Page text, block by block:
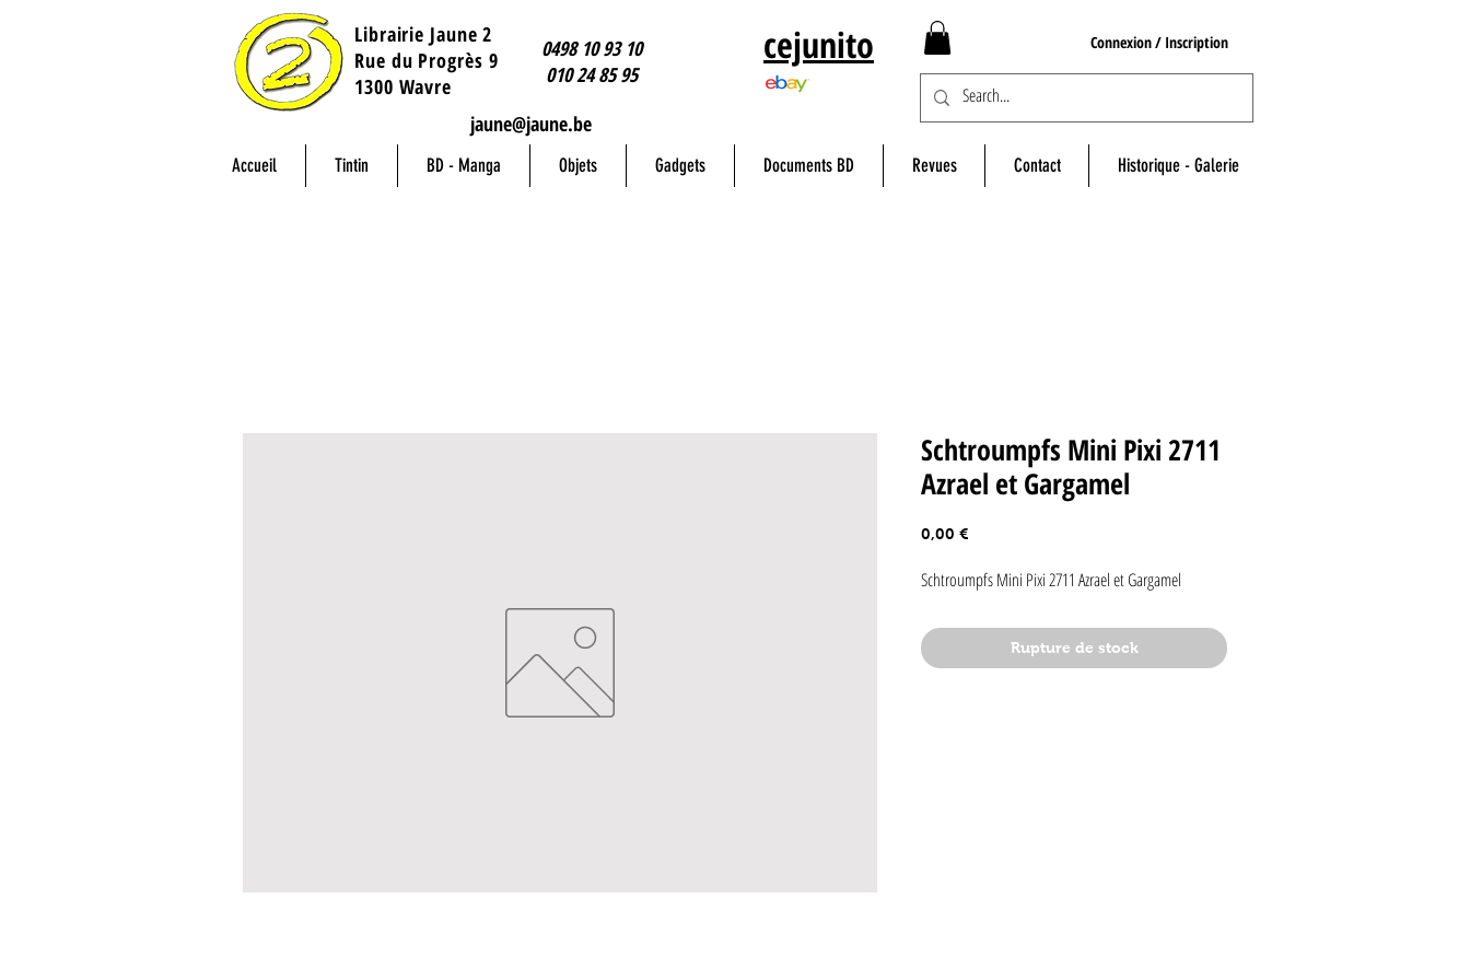
Librairie Jaune 2
​Rue du Progrès 9
1300 Wavre
0498 10 93 10
010 24 85 95
jaune@jaune.be
cejunito Connexion / Inscription
Accueil Tintin BD - Manga Objets Gadgets Documents BD Revues Contact Historique - Galerie
Schtroumpfs Mini Pixi 2711
Azrael et Gargamel
0,00 €
Schtroumpfs Mini Pixi 2711 Azrael et Gargamel
Rupture de stock